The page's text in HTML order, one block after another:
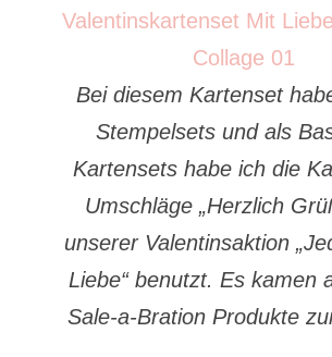
Bei diesem Kartenset
Stempelsets und als
Kartensets habe ich die
Umschläge „Herzlich
unserer Valentinsaktion
Liebe“ benutzt. Es kamen
Sale-a-Bration Produkte